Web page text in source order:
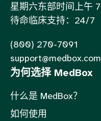
星期六东部时间上午
待命临床支持：24/7
(800) 270-7091
support@medbox.com
为何选择 MedBox
什么是 MedBox？
如何使用